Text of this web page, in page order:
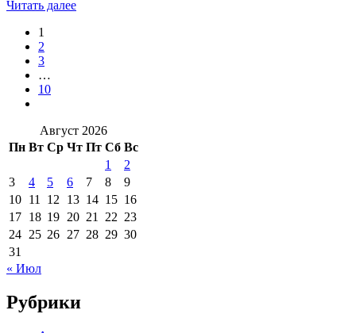
Читать далее
1
2
3
…
10
Август 2026
Пн Вт Ср Чт Пт Сб Вс
1
2
3
4 5 6 7 8
9
10 11 12 13 14 15 16
17 18 19 20 21 22 23
24 25 26 27 28 29 30
31
« Июл
Рубрики